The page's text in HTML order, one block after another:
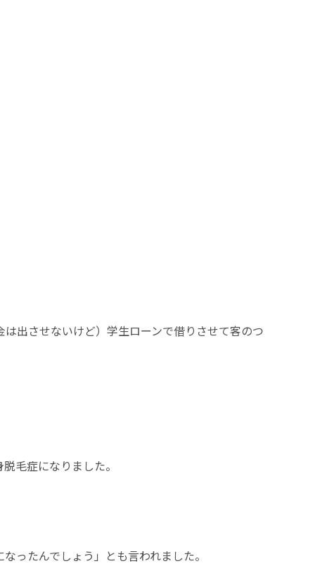
出させないけど）学生ローンで借りさせて客のつ
毛症になりました。
ったんでしょう」とも言われました。